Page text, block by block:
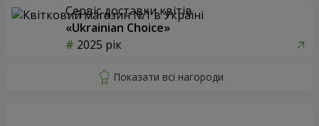
Сервіс доставки квітів
«Ukrainian Choice»
2025 рік